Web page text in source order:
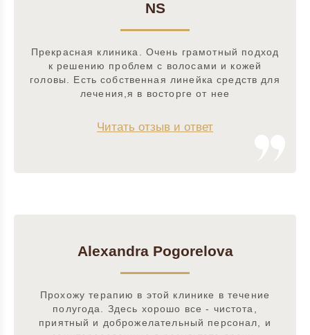
NS
Прекрасная клиника. Очень грамотный подход
к решению проблем с волосами и кожей
головы. Есть собственная линейка средств для
лечения,я в восторге от нее
Читать отзыв и ответ
Alexandra Pogorelova
Прохожу терапию в этой клинике в течение
полугода. Здесь хорошо все - чистота,
приятный и доброжелательный персонал, и